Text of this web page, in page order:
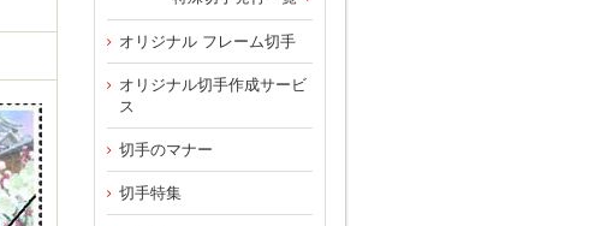
オリジナル フレーム切手
オリジナル切手作成サービ
ス
切手のマナー
切手特集